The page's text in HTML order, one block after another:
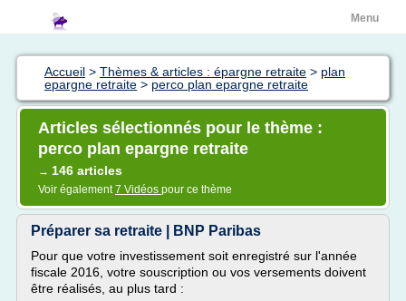
Menu
Accueil > Thèmes & articles : épargne retraite > plan
epargne retraite > perco plan epargne retraite
Articles sélectionnés pour le thème :
perco plan epargne retraite
→ 146 articles
Voir également7 Vidéos pour ce thème
Préparer sa retraite | BNP Paribas
Pour que votre investissement soit enregistré sur l'année
fiscale 2016, votre souscription ou vos versements doivent
être réalisés, au plus tard :